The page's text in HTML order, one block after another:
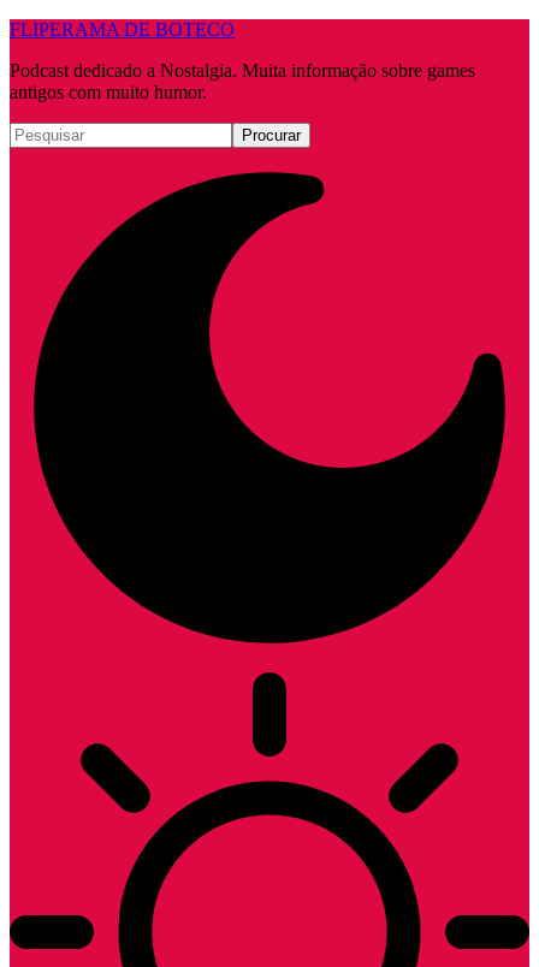
FLIPERAMA DE BOTECO
Podcast dedicado a Nostalgia. Muita informação sobre games
antigos com muito humor.